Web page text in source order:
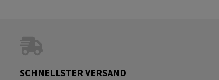
SCHNELLSTER VERSAND